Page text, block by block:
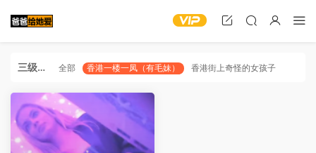
三级分
全部 香港一楼一凤（有毛妹） 香港街上奇怪的女孩子